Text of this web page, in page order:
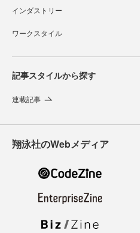
インダストリー
ワークスタイル
記事スタイルから探す
連載記事
翔泳社のWebメディア